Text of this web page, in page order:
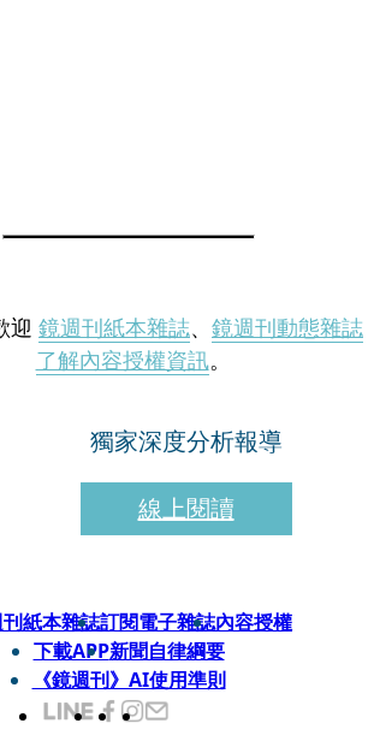
迎 鏡週刊紙本雜誌、 鏡週刊動態雜誌
了解內容授權資訊。
獨家深度分析報導
線上閱讀
紙本雜誌訂閱電子雜誌內容授權
下載APP新聞自律綱要
《鏡週刊》AI使用準則